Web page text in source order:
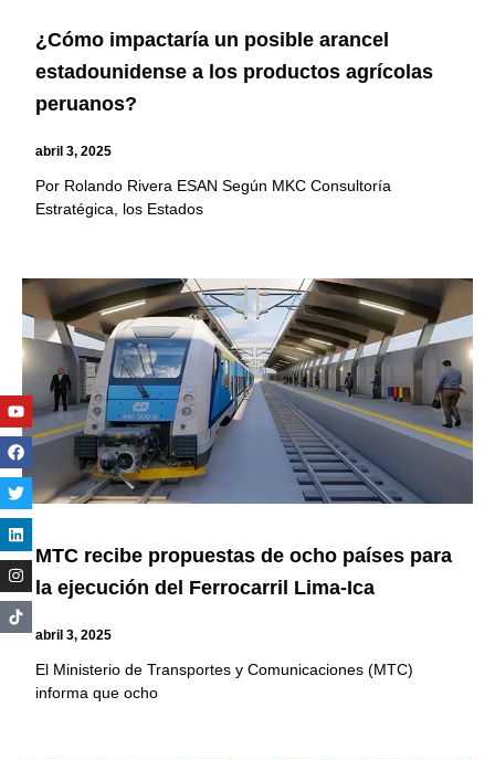
¿Cómo impactaría un posible arancel
estadounidense a los productos agrícolas
peruanos?
abril 3, 2025
Por Rolando Rivera ESAN Según MKC Consultoría
Estratégica, los Estados
MTC recibe propuestas de ocho países para
la ejecución del Ferrocarril Lima-Ica
abril 3, 2025
El Ministerio de Transportes y Comunicaciones (MTC)
informa que ocho
Youtube
Facebook
Twitter
Linkedin
Instagram